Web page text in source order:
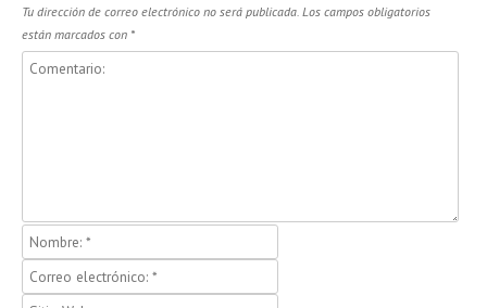
Tu dirección de correo electrónico no será publicada. Los campos obligatorios
están marcados con *